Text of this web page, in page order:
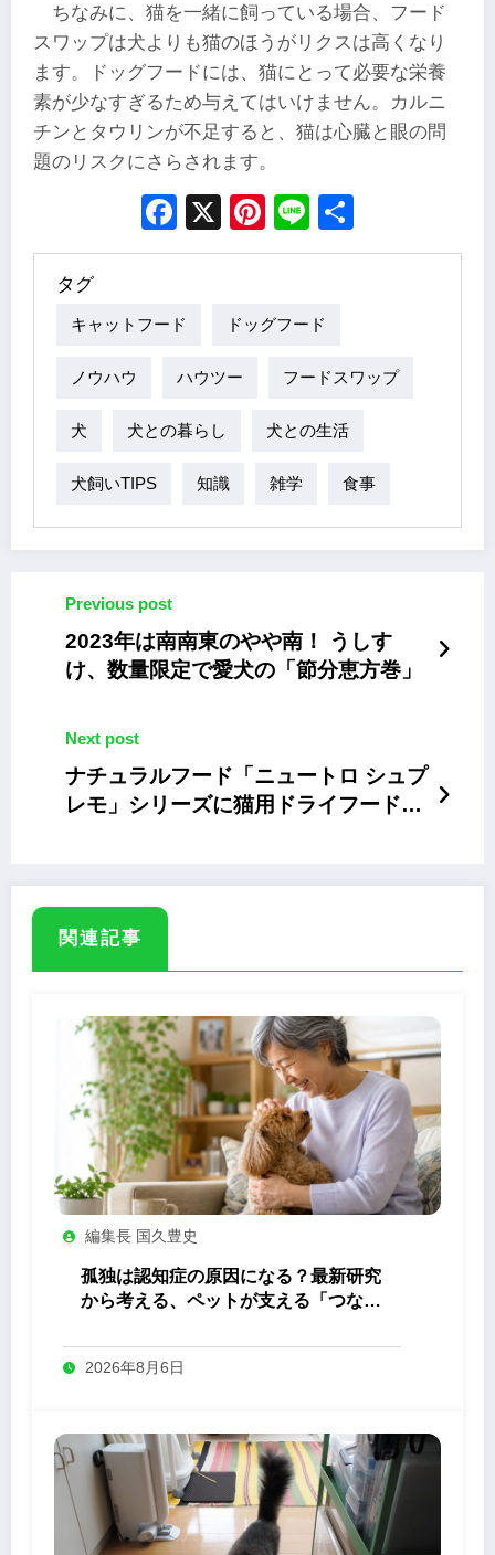
ちなみに、猫を一緒に飼っている場合、フード
スワップは犬よりも猫のほうがリクスは高くなり
ます。ドッグフードには、猫にとって必要な栄養
素が少なすぎるため与えてはいけません。カルニ
チンとタウリンが不足すると、猫は心臓と眼の問
題のリスクにさらされます。
Facebook
X Pinterest
Line
タグ
キャットフード ドッグフード
ノウハウ ハウツー フードスワップ
犬 犬との暮らし 犬との生活
犬飼いTIPS 知識 雑学 食事
Previous post
2023年は南南東のやや南！ うしす
け、数量限定で愛犬の「節分恵方巻」
Next post
ナチュラルフード「ニュートロ シュプ
レモ」シリーズに猫用ドライフードが
関連記事
編集長 国久豊史
孤独は認知症の原因になる？最新研究
から考える、ペットが支える「つなが
2026年8月6日